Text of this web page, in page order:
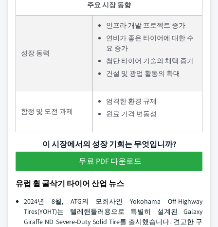
주요 시장 동향
성장 동력
인프라 개발 프로젝트 증가
연비가 좋은 타이어에 대한 수
요 증가
첨단 타이어 기술의 채택 증가
건설 및 광업 활동의 확대
함정 및 도전 과제
엄격한 환경 규제
원료 가격 변동성
이 시장에서의 성장 기회는 무엇입니까?
무료 PDF 다운로드
유럽 휠 굴삭기 타이어 산업 뉴스
2024년 8월, ATG의 모회사인 Yokohama Off-Highway
Tires(YOHT)는 텔레핸들러용으로 특별히 설계된 Galaxy
Giraffe ND Severe-Duty Solid Tire를 출시했습니다. 견고한 구